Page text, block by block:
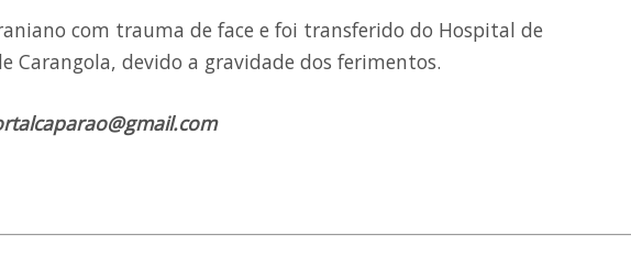
com trauma de face e foi transferido do Hospital de
Carangola, devido a gravidade dos ferimentos.